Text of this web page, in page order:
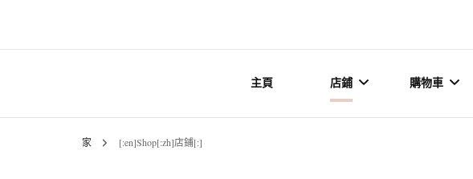
INNER MoMENT
主頁 店鋪 購物車
家 [:en]Shop[:zh]店鋪[:]